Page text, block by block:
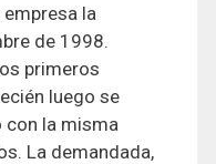
la
de 1998.
primeros
luego se
la misma
La demandada,